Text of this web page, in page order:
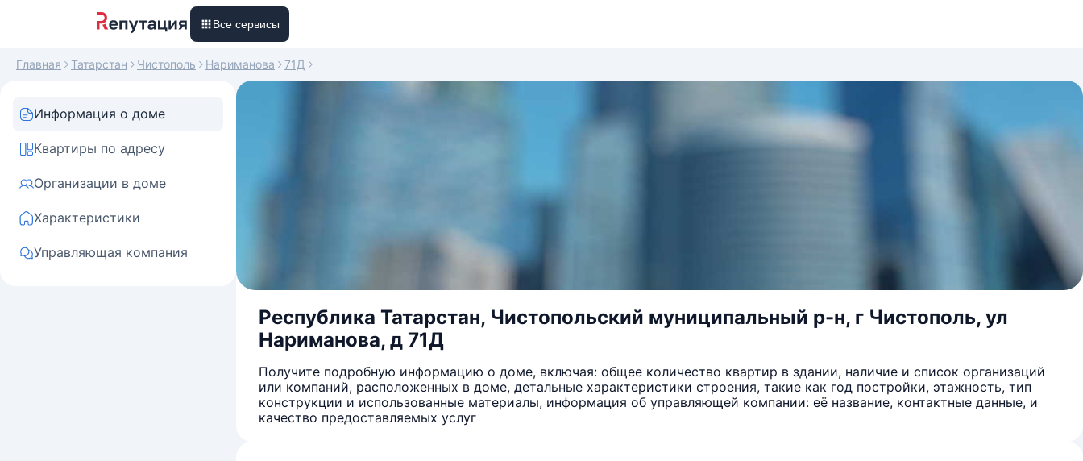
Все сервисы
Главная Татарстан Чистополь Нариманова 71Д
Информация о доме
Квартиры по адресу
Организации в доме
Характеристики
Управляющая компания
Республика Татарстан, Чистопольский муниципальный р-н, г Чистополь, ул
Нариманова, д 71Д
Получите подробную информацию о доме, включая: общее количество квартир в здании, наличие и список организаций
или компаний, расположенных в доме, детальные характеристики строения, такие как год постройки, этажность, тип
конструкции и использованные материалы, информация об управляющей компании: её название, контактные данные, и
качество предоставляемых услуг